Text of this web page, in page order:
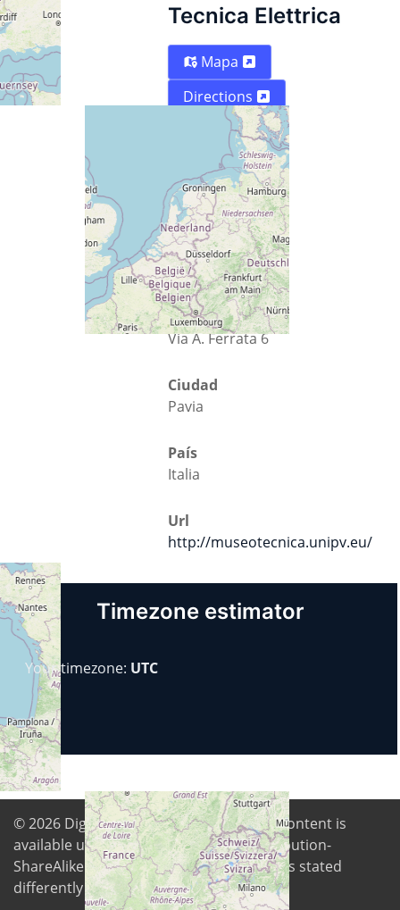
Tecnica Elettrica
Mapa
Directions
Calle
Via A. Ferrata 6
Ciudad
Pavia
País
Italia
Url
http://museotecnica.unipv.eu/
Timezone estimator
Your timezone: UTC
© 2026 Digital Freedom Foundation. All content is
available under Creative Commons Attribution-
ShareAlike 4.0 International license unless stated
differently